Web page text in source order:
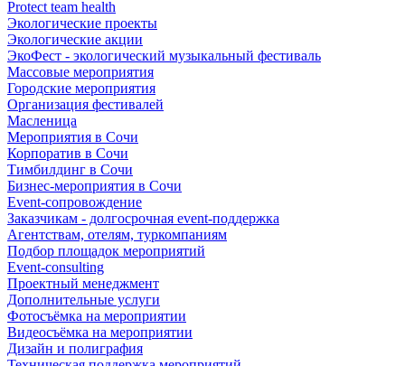
Protect team health
Экологические проекты
Экологические акции
ЭкоФест - экологический музыкальный фестиваль
Массовые мероприятия
Городские мероприятия
Организация фестивалей
Масленица
Мероприятия в Сочи
Корпоратив в Сочи
Тимбилдинг в Сочи
Бизнес-мероприятия в Сочи
Event-сопровождение
Заказчикам - долгосрочная event-поддержка
Агентствам, отелям, туркомпаниям
Подбор площадок мероприятий
Event-consulting
Проектный менеджмент
Дополнительные услуги
Фотосъёмка на мероприятии
Видеосъёмка на мероприятии
Дизайн и полиграфия